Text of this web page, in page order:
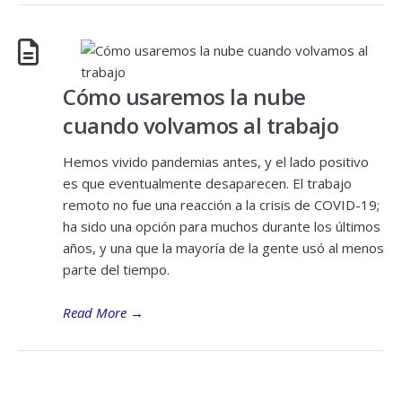
Cómo usaremos la nube
cuando volvamos al trabajo
Hemos vivido pandemias antes, y el lado positivo
es que eventualmente desaparecen. El trabajo
remoto no fue una reacción a la crisis de COVID-19;
ha sido una opción para muchos durante los últimos
años, y una que la mayoría de la gente usó al menos
parte del tiempo.
Read More →